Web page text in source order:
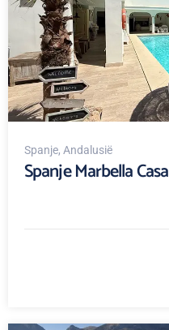
Spanje, Andalusië
Spanje Marbella